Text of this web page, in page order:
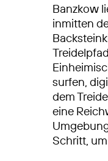
Banzkow
inmitten
surfen,
dem
eine
Schritt,